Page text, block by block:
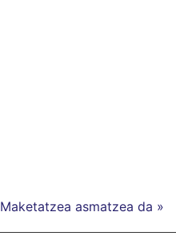
Maketatzea asmatzea da »